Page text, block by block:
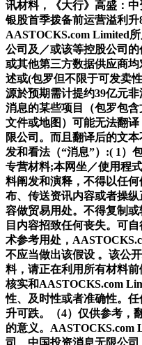
讯材料，《大行》高盛：
银股首季拨备前运营溢利
AASTOCKS.com Limited
公司及／或该等控股公司
或其他第三方数据供应商
述或(包罗但不限于可发卖
源於预期需计提约39亿元
消息的某些项目（包罗包
文件或地图）可能无法翻
限公司。而且翻译后的文
发和看法（“消息”）:( 1）
专营材料;本网坐／使用程
料阐发和演释，不得以任
布、传送资讯内容或者操
容做贸易用处。不得复制
目内容招致任何丧失。可
术参考用处，
不应当做出该假设 。该公
料，请正在利用所有材料
核实和AASTOCKS.com
性、及时性或者准确性。
升可跌。（4）仅供参考，
的意义。AASTOCKS.com
司、中国投资消息无限公司